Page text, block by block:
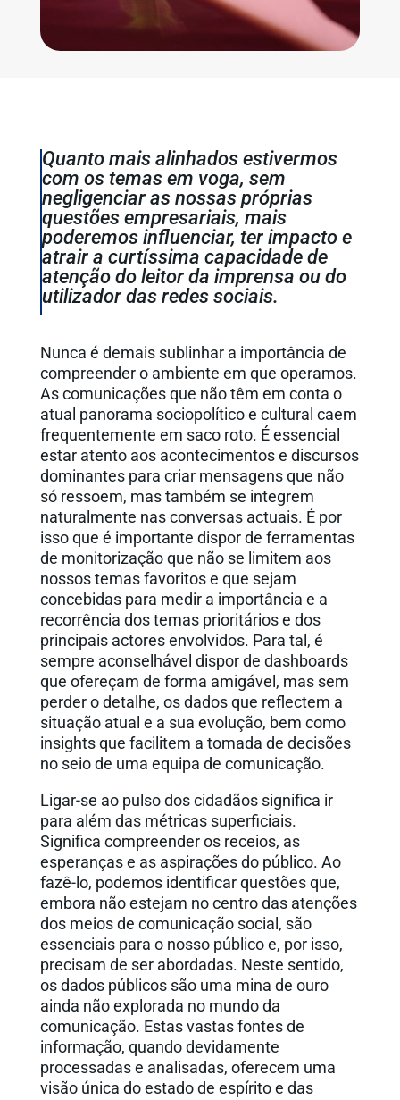
Quanto mais alinhados estivermos
com os temas em voga, sem
negligenciar as nossas próprias
questões empresariais, mais
poderemos influenciar, ter impacto e
atrair a curtíssima capacidade de
atenção do leitor da imprensa ou do
utilizador das redes sociais.
Nunca é demais sublinhar a importância de
compreender o ambiente em que operamos.
As comunicações que não têm em conta o
atual panorama sociopolítico e cultural caem
frequentemente em saco roto. É essencial
estar atento aos acontecimentos e discursos
dominantes para criar mensagens que não
só ressoem, mas também se integrem
naturalmente nas conversas actuais. É por
isso que é importante dispor de ferramentas
de monitorização que não se limitem aos
nossos temas favoritos e que sejam
concebidas para medir a importância e a
recorrência dos temas prioritários e dos
principais actores envolvidos. Para tal, é
sempre aconselhável dispor de dashboards
que ofereçam de forma amigável, mas sem
perder o detalhe, os dados que reflectem a
situação atual e a sua evolução, bem como
insights que facilitem a tomada de decisões
no seio de uma equipa de comunicação.
Ligar-se ao pulso dos cidadãos significa ir
para além das métricas superficiais.
Significa compreender os receios, as
esperanças e as aspirações do público. Ao
fazê-lo, podemos identificar questões que,
embora não estejam no centro das atenções
dos meios de comunicação social, são
essenciais para o nosso público e, por isso,
precisam de ser abordadas. Neste sentido,
os dados públicos são uma mina de ouro
ainda não explorada no mundo da
comunicação. Estas vastas fontes de
informação, quando devidamente
processadas e analisadas, oferecem uma
visão única do estado de espírito e das